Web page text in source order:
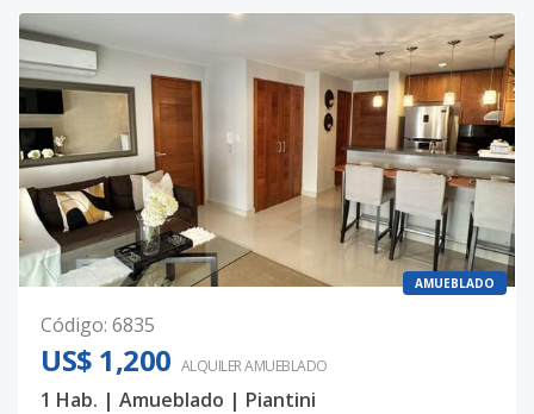
AMUEBLADO
Código: 6835
US$ 1,200 ALQUILERAMUEBLADO
1 Hab. | Amueblado | Piantini